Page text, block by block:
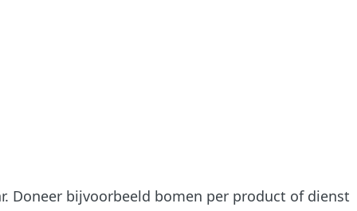
Doneer bijvoorbeeld bomen per product of dienst